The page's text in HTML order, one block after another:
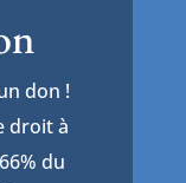
don !
droit à
du